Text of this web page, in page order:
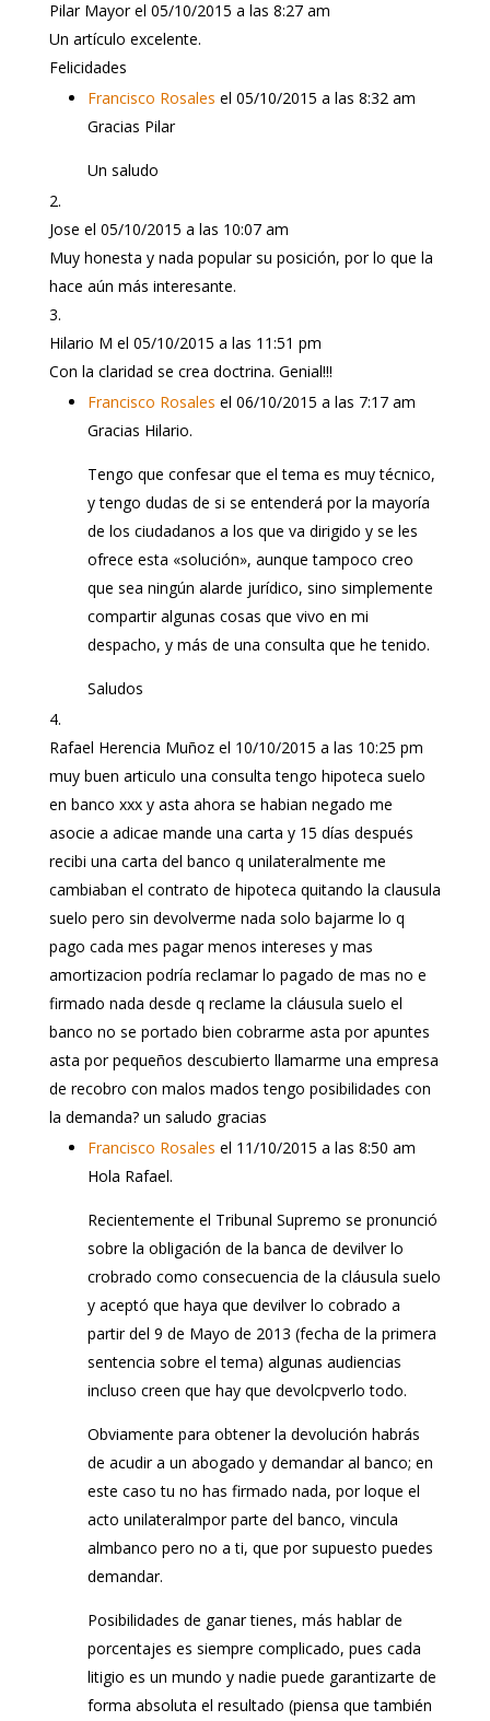
Pilar Mayor el 05/10/2015 a las 8:27 am
Un artículo excelente.
Felicidades
Francisco Rosales el 05/10/2015 a las 8:32 am
Gracias Pilar
Un saludo
Jose el 05/10/2015 a las 10:07 am
Muy honesta y nada popular su posición, por lo que la
hace aún más interesante.
Hilario M el 05/10/2015 a las 11:51 pm
Con la claridad se crea doctrina. Genial!!!
Francisco Rosales el 06/10/2015 a las 7:17 am
Gracias Hilario.
Tengo que confesar que el tema es muy técnico,
y tengo dudas de si se entenderá por la mayoría
de los ciudadanos a los que va dirigido y se les
ofrece esta «solución», aunque tampoco creo
que sea ningún alarde jurídico, sino simplemente
compartir algunas cosas que vivo en mi
despacho, y más de una consulta que he tenido.
Saludos
Rafael Herencia Muñoz el 10/10/2015 a las 10:25 pm
muy buen articulo una consulta tengo hipoteca suelo
en banco xxx y asta ahora se habian negado me
asocie a adicae mande una carta y 15 días después
recibi una carta del banco q unilateralmente me
cambiaban el contrato de hipoteca quitando la clausula
suelo pero sin devolverme nada solo bajarme lo q
pago cada mes pagar menos intereses y mas
amortizacion podría reclamar lo pagado de mas no e
firmado nada desde q reclame la cláusula suelo el
banco no se portado bien cobrarme asta por apuntes
asta por pequeños descubierto llamarme una empresa
de recobro con malos mados tengo posibilidades con
la demanda? un saludo gracias
Francisco Rosales el 11/10/2015 a las 8:50 am
Hola Rafael.
Recientemente el Tribunal Supremo se pronunció
sobre la obligación de la banca de devilver lo
crobrado como consecuencia de la cláusula suelo
y aceptó que haya que devilver lo cobrado a
partir del 9 de Mayo de 2013 (fecha de la primera
sentencia sobre el tema) algunas audiencias
incluso creen que hay que devolcpverlo todo.
Obviamente para obtener la devolución habrás
de acudir a un abogado y demandar al banco; en
este caso tu no has firmado nada, por loque el
acto unilateralmpor parte del banco, vincula
almbanco pero no a ti, que por supuesto puedes
demandar.
Posibilidades de ganar tienes, más hablar de
porcentajes es siempre complicado, pues cada
litigio es un mundo y nadie puede garantizarte de
forma absoluta el resultado (piensa que también